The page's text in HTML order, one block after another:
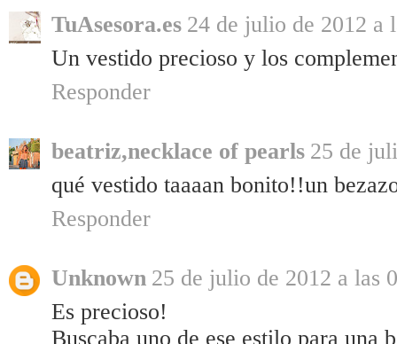
TuAsesora.es 24 de julio de 2012 a
Un vestido precioso y los
Responder
beatriz,necklace of pearls 25 de
qué vestido taaaan bonito!!un
Responder
Unknown 25 de julio de 2012 a las
Es precioso!
Buscaba uno de ese estilo para una